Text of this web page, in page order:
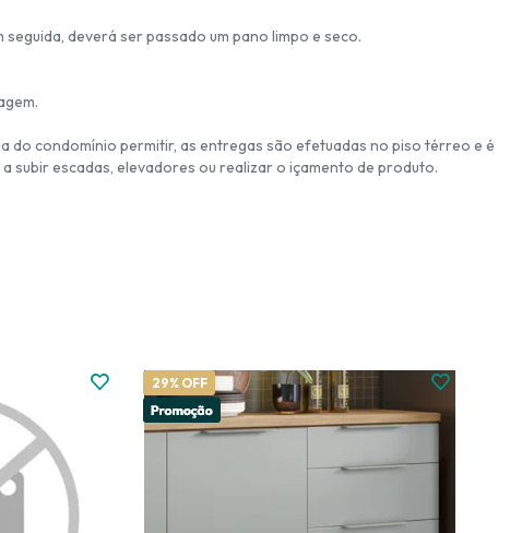
deverá ser passado um pano limpo e seco.
condomínio permitir, as entregas são efetuadas no piso térreo e é
escadas, elevadores ou realizar o içamento de produto.
29% OFF